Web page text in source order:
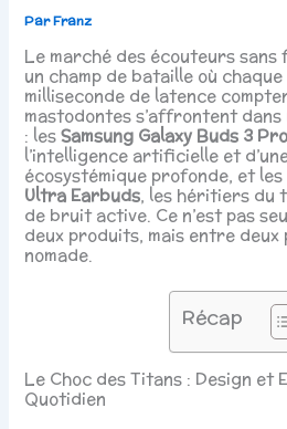
ParFranz
Le marché des écouteurs sans
un champ de bataille où
milliseconde de latence
mastodontes s’affrontent
: lesSamsung Galaxy Buds 3 Pro
l’intelligence artificielle et
écosystémique profonde, et les
Ultra Earbuds, les héritiers du
de bruit active. Ce n’est pas
deux produits, mais entre deux
nomade.
Récap
Le Choc des Titans : Design et
Quotidien